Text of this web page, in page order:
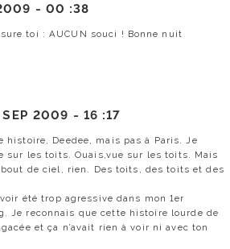
- 00 :38
toi : AUCUN souci ! Bonne nuit
SEP 2009 - 16 :17
histoire, Deedee, mais pas à Paris. Je
sur les toits. Ouais,vue sur les toits. Mais
de ciel, rien. Des toits, des toits et des
été trop agressive dans mon 1er
Je reconnais que cette histoire lourde de
et ça n’avait rien à voir ni avec ton